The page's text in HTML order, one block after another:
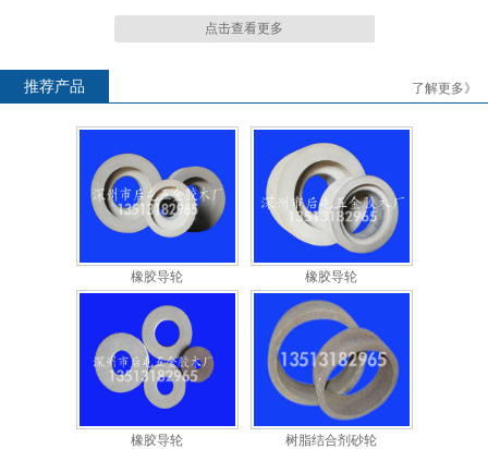
点击查看更多
推荐产品 了解更多》
橡胶导轮 橡胶导轮
橡胶导轮 树脂结合剂砂轮